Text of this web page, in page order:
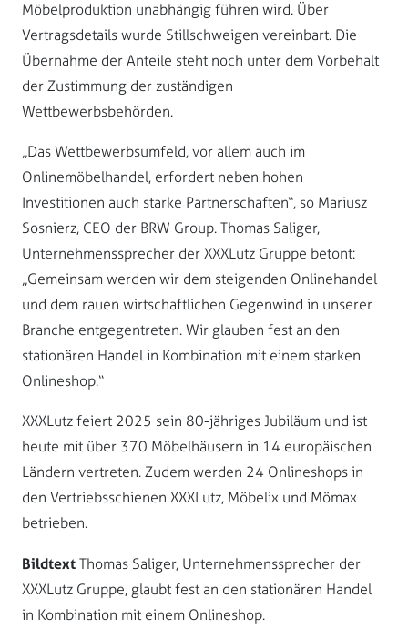
Möbelproduktion unabhängig führen wird. Über
Vertragsdetails wurde Stillschweigen vereinbart. Die
Übernahme der Anteile steht noch unter dem Vorbehalt
der Zustimmung der zuständigen
Wettbewerbsbehörden.
„Das Wettbewerbsumfeld, vor allem auch im
Onlinemöbelhandel, erfordert neben hohen
Investitionen auch starke Partnerschaften“, so Mariusz
Sosnierz, CEO der BRW Group. Thomas Saliger,
Unternehmenssprecher der XXXLutz Gruppe betont:
„Gemeinsam werden wir dem steigenden Onlinehandel
und dem rauen wirtschaftlichen Gegenwind in unserer
Branche entgegentreten. Wir glauben fest an den
stationären Handel in Kombination mit einem starken
Onlineshop.“
XXXLutz feiert 2025 sein 80-jähriges Jubiläum und ist
heute mit über 370 Möbelhäusern in 14 europäischen
Ländern vertreten. Zudem werden 24 Onlineshops in
den Vertriebsschienen XXXLutz, Möbelix und Mömax
betrieben.
Bildtext Thomas Saliger, Unternehmenssprecher der
XXXLutz Gruppe, glaubt fest an den stationären Handel
in Kombination mit einem Onlineshop.